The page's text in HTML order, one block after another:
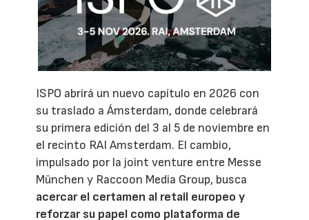
ISPO abrirá un nuevo capítulo en 2026 con
su traslado a Ámsterdam, donde celebrará
su primera edición del 3 al 5 de noviembre en
el recinto RAI Amsterdam. El cambio,
impulsado por la joint venture entre Messe
München y Raccoon Media Group, busca
acercar el certamen al retail europeo y
reforzar su papel como plataforma de